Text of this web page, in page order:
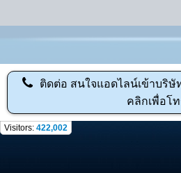
ติดต่อ สนใจแอดไลน์เข้าบริษั
คลิกเพื่อโ
Visitors: 422,002